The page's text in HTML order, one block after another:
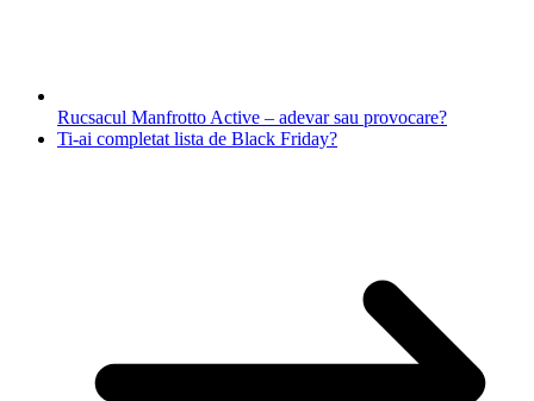
Rucsacul Manfrotto Active – adevar sau provocare?
Ti-ai completat lista de Black Friday?